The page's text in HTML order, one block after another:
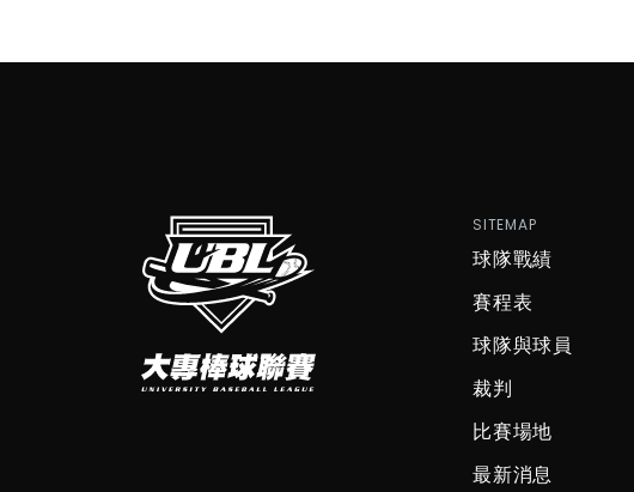
SITEMAP
球隊戰績
賽程表
球隊與球員
裁判
比賽場地
最新消息